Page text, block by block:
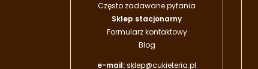
Często zadawane pytania
Sklep stacjonarny
Formularz kontaktowy
Blog
e-mail:sklep@cukieteria.pl